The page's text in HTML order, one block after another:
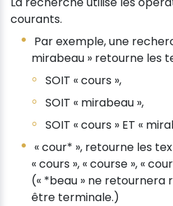
courants.
Par exemple, une
mirabeau » retourne les
SOIT « cours »,
SOIT « mirabeau »,
SOIT « cours » ET «
« cour* », retourne les
« cours », « course », «
(« *beau » ne retournera
être terminale.)